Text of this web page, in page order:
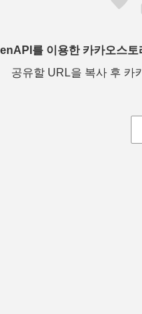
를 이용한 카카오스
공유할 URL을 복사 후 카